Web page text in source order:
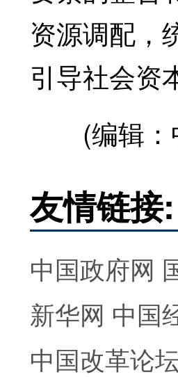
资源调配，
引导社会资
(编辑：
友情链接:
中国政府网
新华网 中国
中国改革论